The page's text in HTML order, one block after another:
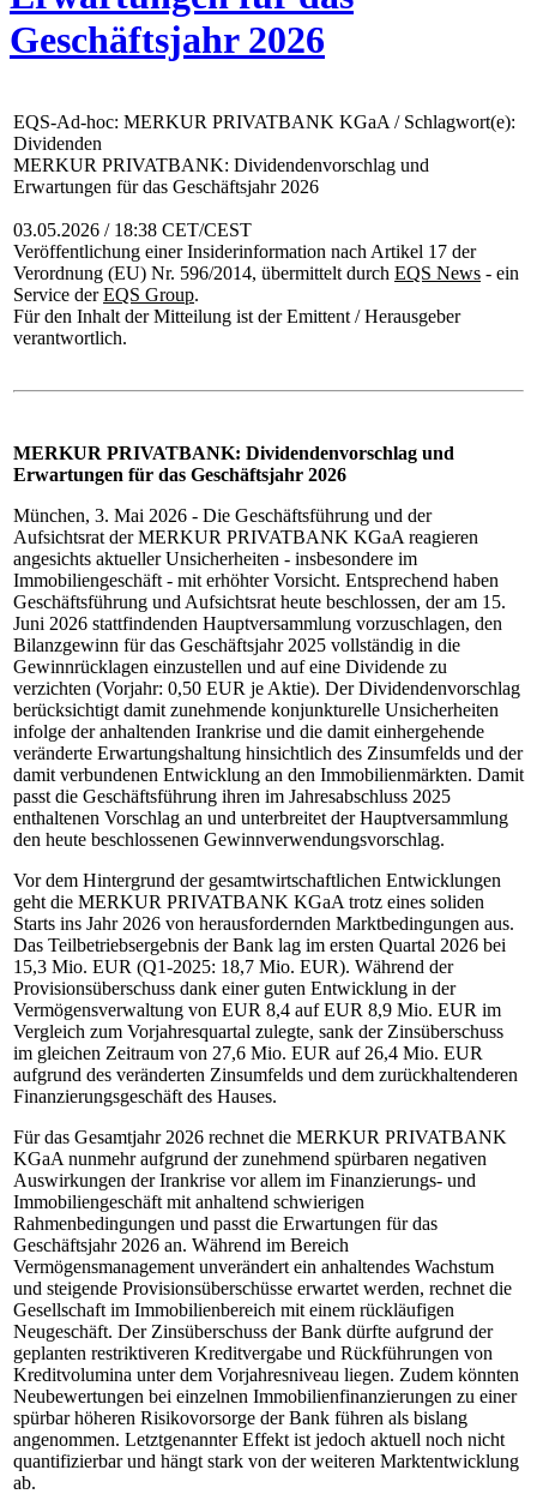
Geschäftsjahr 2026
EQS-Ad-hoc: MERKUR PRIVATBANK KGaA / Schlagwort(e):
Dividenden
MERKUR PRIVATBANK: Dividendenvorschlag und
Erwartungen für das Geschäftsjahr 2026
03.05.2026 / 18:38 CET/CEST
Veröffentlichung einer Insiderinformation nach Artikel 17 der
Verordnung (EU) Nr. 596/2014, übermittelt durch EQS News - ein
Service derEQS Group.
Für den Inhalt der Mitteilung ist der Emittent / Herausgeber
verantwortlich.
MERKUR PRIVATBANK: Dividendenvorschlag und
Erwartungen für das Geschäftsjahr 2026
München, 3. Mai 2026 - Die Geschäftsführung und der
Aufsichtsrat der MERKUR PRIVATBANK KGaA reagieren
angesichts aktueller Unsicherheiten - insbesondere im
Immobiliengeschäft - mit erhöhter Vorsicht. Entsprechend haben
Geschäftsführung und Aufsichtsrat heute beschlossen, der am 15.
Juni 2026 stattfindenden Hauptversammlung vorzuschlagen, den
Bilanzgewinn für das Geschäftsjahr 2025 vollständig in die
Gewinnrücklagen einzustellen und auf eine Dividende zu
verzichten (Vorjahr: 0,50 EUR je Aktie). Der Dividendenvorschlag
berücksichtigt damit zunehmende konjunkturelle Unsicherheiten
infolge der anhaltenden Irankrise und die damit einhergehende
veränderte Erwartungshaltung hinsichtlich des Zinsumfelds und der
damit verbundenen Entwicklung an den Immobilienmärkten. Damit
passt die Geschäftsführung ihren im Jahresabschluss 2025
enthaltenen Vorschlag an und unterbreitet der Hauptversammlung
den heute beschlossenen Gewinnverwendungsvorschlag.
Vor dem Hintergrund der gesamtwirtschaftlichen Entwicklungen
geht die MERKUR PRIVATBANK KGaA trotz eines soliden
Starts ins Jahr 2026 von herausfordernden Marktbedingungen aus.
Das Teilbetriebsergebnis der Bank lag im ersten Quartal 2026 bei
15,3 Mio. EUR (Q1-2025: 18,7 Mio. EUR). Während der
Provisionsüberschuss dank einer guten Entwicklung in der
Vermögensverwaltung von EUR 8,4 auf EUR 8,9 Mio. EUR im
Vergleich zum Vorjahresquartal zulegte, sank der Zinsüberschuss
im gleichen Zeitraum von 27,6 Mio. EUR auf 26,4 Mio. EUR
aufgrund des veränderten Zinsumfelds und dem zurückhaltenderen
Finanzierungsgeschäft des Hauses.
Für das Gesamtjahr 2026 rechnet die MERKUR PRIVATBANK
KGaA nunmehr aufgrund der zunehmend spürbaren negativen
Auswirkungen der Irankrise vor allem im Finanzierungs- und
Immobiliengeschäft mit anhaltend schwierigen
Rahmenbedingungen und passt die Erwartungen für das
Geschäftsjahr 2026 an. Während im Bereich
Vermögensmanagement unverändert ein anhaltendes Wachstum
und steigende Provisionsüberschüsse erwartet werden, rechnet die
Gesellschaft im Immobilienbereich mit einem rückläufigen
Neugeschäft. Der Zinsüberschuss der Bank dürfte aufgrund der
geplanten restriktiveren Kreditvergabe und Rückführungen von
Kreditvolumina unter dem Vorjahresniveau liegen. Zudem könnten
Neubewertungen bei einzelnen Immobilienfinanzierungen zu einer
spürbar höheren Risikovorsorge der Bank führen als bislang
angenommen. Letztgenannter Effekt ist jedoch aktuell noch nicht
quantifizierbar und hängt stark von der weiteren Marktentwicklung
ab.